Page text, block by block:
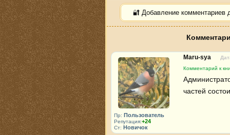
🔐 Добавление комментариев
Пр: Пользователь
Репутация:+24
Ст: Новичок
Maru-sya
Комментарий к
частей